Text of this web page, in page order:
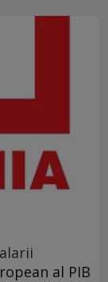
al PIB